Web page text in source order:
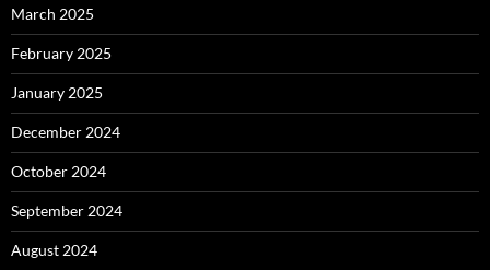
March 2025
February 2025
January 2025
December 2024
October 2024
September 2024
August 2024